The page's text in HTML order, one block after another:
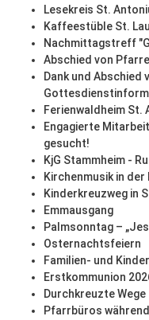
Lesekreis St.
Kaffeestüble St.
Nachmittagstreff
Abschied von
Dank und Abschied
Ferienwaldheim St.
Engagierte
gesucht!
KjG Stammheim -
Kirchenmusik in
Kinderkreuzweg in
Emmausgang
Palmsonntag –
Osternachtsfeiern
Familien- und
Erstkommunion
Durchkreuzte Wege
Pfarrbüros